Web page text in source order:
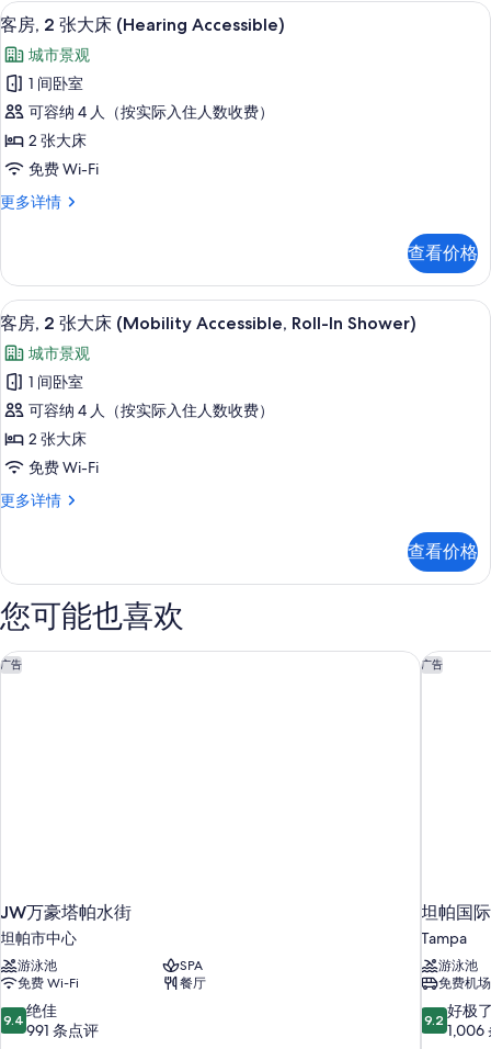
的
所
有
照
片
(Mobility
Tub)
更
多
信
息
显
示
客
房,
2
张
大
床
的
所
有
照
片
高档床上用品、客房内保险箱、办公
5
客房, 2 张大床 (Hearing Accessible)
城市景观
1 间卧室
可容纳 4 人（按实际入住人数收费）
2 张大床
免费 Wi-Fi
更多详情
客
大
床
(Hearing
更
多
信
息
查看价格
显
示
客
房,
2
张
大
床
Roll-
In
Shower)
的
高档床上用品、客房内保险箱、办公
5
客房, 2 张大床 (Mobility Accessible, Roll-In Shower)
城市景观
1 间卧室
可容纳 4 人（按实际入住人数收费）
2 张大床
免费 Wi-Fi
更多详情
客
大
床
(Mobility
Accessible,
Roll-
In
查看价格
您可能也喜欢
广告
JW万豪塔帕水街
坦帕市中心
游泳池
SPA
免费 Wi-Fi
餐厅
9.4
分，
9.4 绝佳
991 条点评
JW万豪塔帕水街 广告
坦帕国
Tampa
游泳池
免费机
9.2
分，
9.2 好极
1,006
坦帕国